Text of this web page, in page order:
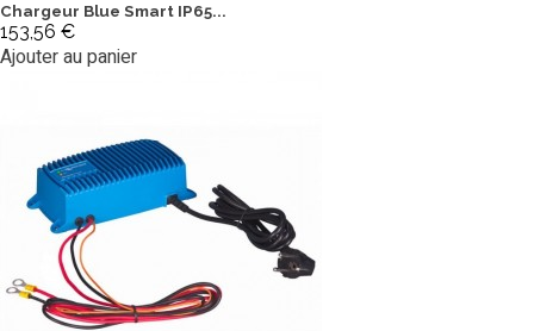
Chargeur Blue Smart IP65...
153,56 €
Ajouter au panier